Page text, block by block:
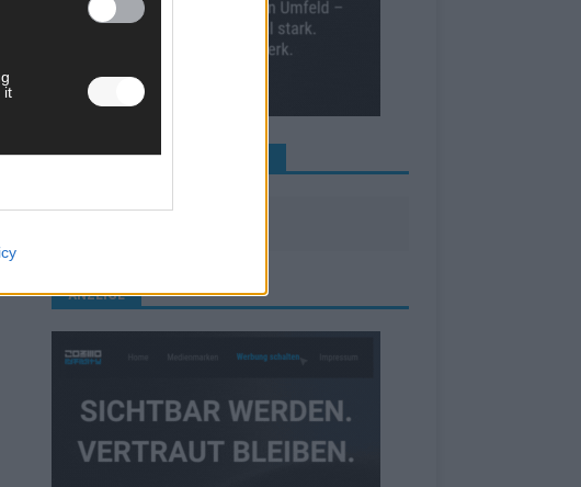
it
KEINE NEWS MEHR VERPASSEN
ANZEIGE